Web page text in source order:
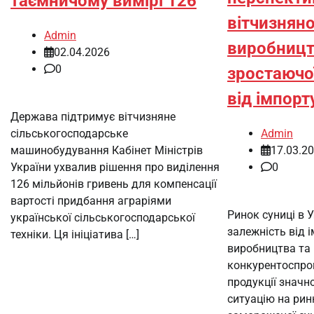
Admin
02.04.2026
0
Держава підтримує вітчизняне
сільськогосподарське
машинобудування Кабінет Міністрів
України ухвалив рішення про виділення
126 мільйонів гривень для компенсації
вартості придбання аграріями
української сільськогосподарської
техніки. Ця ініціатива […]
від
Admin
0
Ринок суниці в
залежність від
виробництва та
продукції
ситуацію на